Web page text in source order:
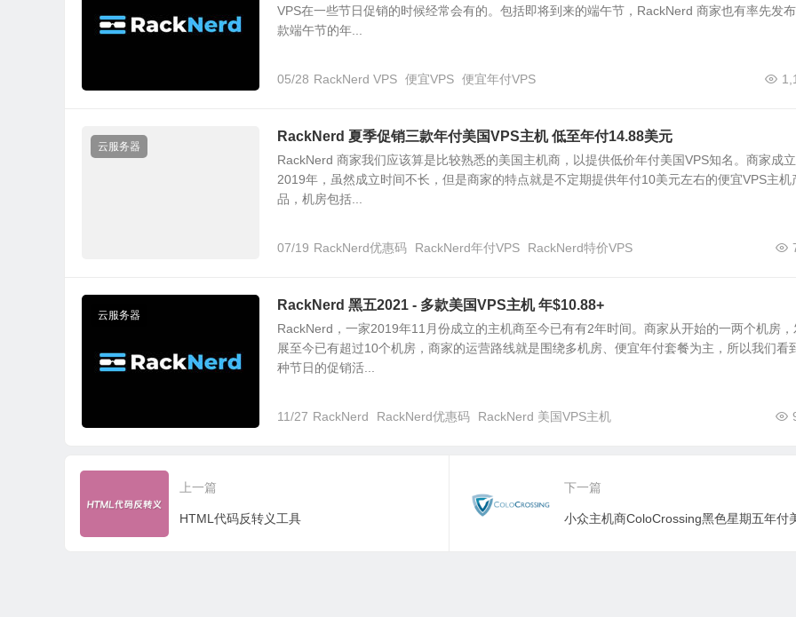
VPS在一些节日促销的时候经常会有的。包括即将到来的端午节，RackNerd 商家也有率先发
款端午节的年...
05/28 RackNerd VPS 便宜VPS 便宜年付VPS
云服务器
RackNerd 夏季促销三款年付美国VPS主机 低至年付14.88美元
RackNerd 商家我们应该算是比较熟悉的美国主机商，以提供低价年付美国VPS知名。商家成
2019年，虽然成立时间不长，但是商家的特点就是不定期提供年付10美元左右的便宜VPS主机
品，机房包括...
07/19 RackNerd优惠码 RackNerd年付VPS RackNerd特价VPS
云服务器
RackNerd 黑五2021 - 多款美国VPS主机 年$10.88+
RackNerd，一家2019年11月份成立的主机商至今已有有2年时间。商家从开始的一两个机房，
展至今已有超过10个机房，商家的运营路线就是围绕多机房、便宜年付套餐为主，所以我们看
种节日的促销活...
11/27 RackNerd RackNerd优惠码 RackNerd 美国VPS主机
上一篇
HTML代码反转义工具
下一篇